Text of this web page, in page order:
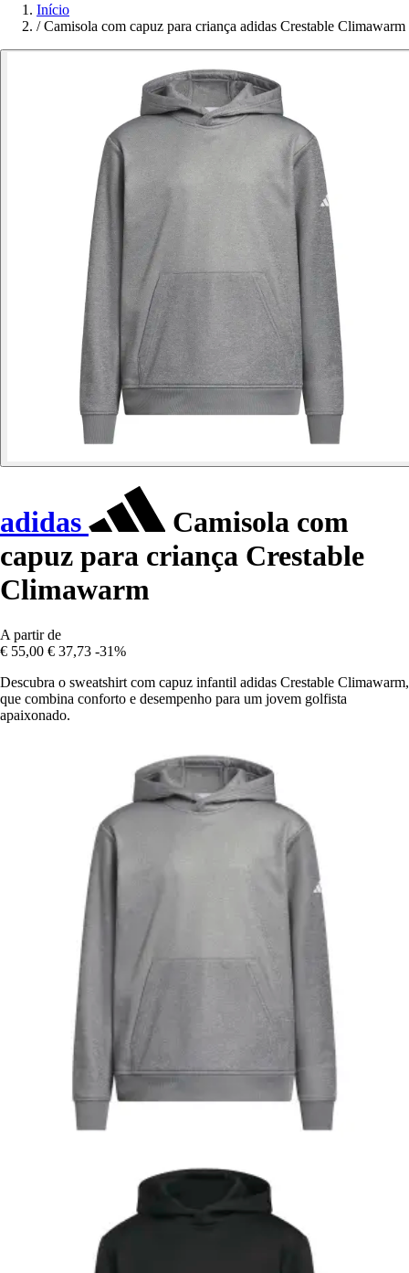
Início
/ Camisola com capuz para criança adidas Crestable Climawarm
adidas
Camisola com
capuz para criança Crestable
Climawarm
A partir de
€ 55,00 € 37,73 -31%
Descubra o sweatshirt com capuz infantil adidas Crestable Climawarm,
que combina conforto e desempenho para um jovem golfista
apaixonado.